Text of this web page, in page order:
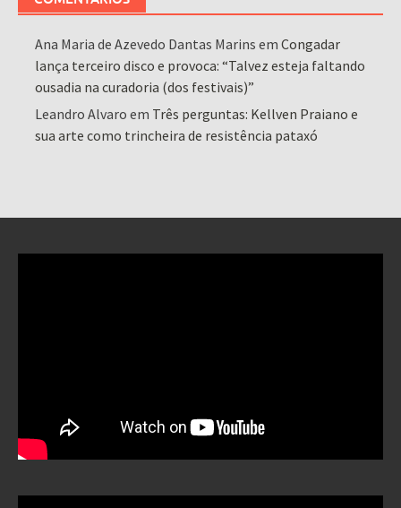
Ana Maria de Azevedo Dantas Marins emCongadar
lança terceiro disco e provoca: “Talvez esteja faltando
ousadia na curadoria (dos festivais)”
Leandro Alvaro em Três perguntas: Kellven Praiano e
sua arte como trincheira de resistência pataxó